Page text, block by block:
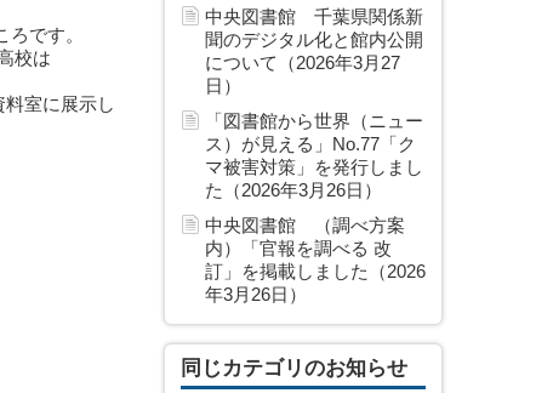
です。
校は
室に展示し
中央図書館 千葉県関係新
聞のデジタル化と館内公開
について（2026年3月27
日）
「図書館から世界（ニュー
ス）が見える」No.77「ク
マ被害対策」を発行しまし
た（2026年3月26日）
中央図書館 （調べ方案
内）「官報を調べる 改
訂」を掲載しました（2026
年3月26日）
同じカテゴリのお知らせ